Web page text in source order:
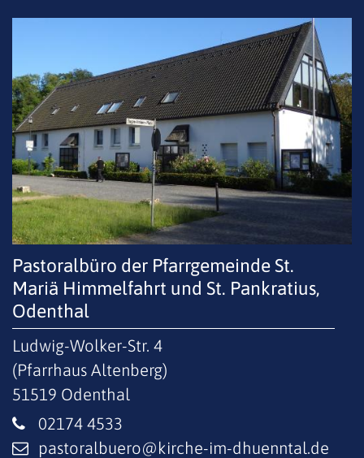
Pastoralbüro der Pfarrgemeinde St.
Mariä Himmelfahrt und St. Pankratius,
Odenthal
Ludwig-Wolker-Str. 4
(Pfarrhaus Altenberg)
51519 Odenthal
02174 4533
pastoralbuero@kirche-im-dhuenntal.de